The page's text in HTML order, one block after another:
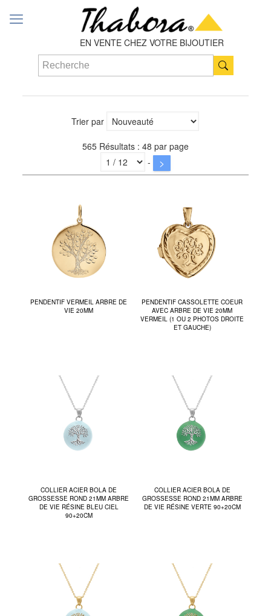
EN VENTE CHEZ VOTRE BIJOUTIER
Trier par
565 Résultats : 48 par page
-
>
PENDENTIF VERMEIL ARBRE DE
VIE 20MM
PENDENTIF CASSOLETTE COEUR
AVEC ARBRE DE VIE 20MM
VERMEIL (1 OU 2 PHOTOS DROITE
ET GAUCHE)
COLLIER ACIER BOLA DE
GROSSESSE ROND 21MM ARBRE
DE VIE RÉSINE BLEU CIEL
90+20CM
COLLIER ACIER BOLA DE
GROSSESSE ROND 21MM ARBRE
DE VIE RÉSINE VERTE 90+20CM